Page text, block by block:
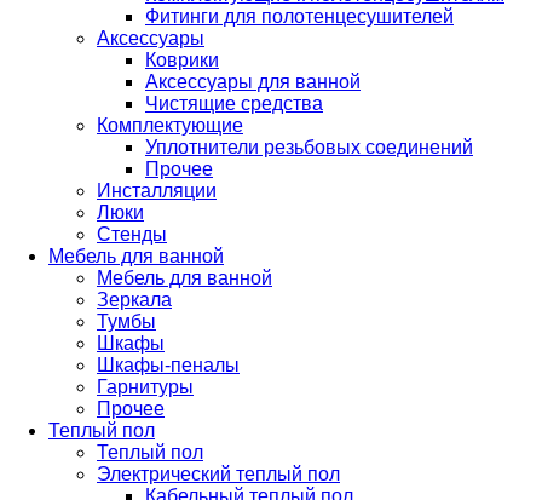
Фитинги для полотенцесушителей
Аксессуары
Коврики
Аксессуары для ванной
Чистящие средства
Комплектующие
Уплотнители резьбовых соединений
Прочее
Инсталляции
Люки
Стенды
Мебель для ванной
Мебель для ванной
Зеркала
Тумбы
Шкафы
Шкафы-пеналы
Гарнитуры
Прочее
Теплый пол
Теплый пол
Электрический теплый пол